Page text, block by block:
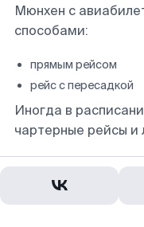
Мюнхен с
способами:
прямым рейсом
рейс с пересадкой
Иногда в
чартерные рейсы и